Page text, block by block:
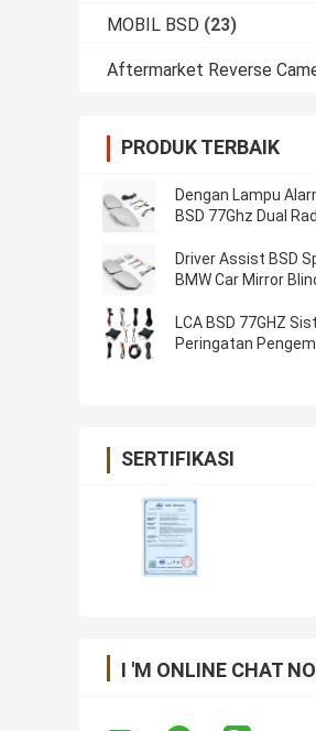
MOBIL BSD (23)
Aftermarket Reverse
PRODUK TERBAIK
Dengan Lampu
BSD 77Ghz Dual
Driver Assist BSD
BMW Car Mirror
LCA BSD 77GHZ
Peringatan
SERTIFIKASI
I 'M ONLINE CHAT